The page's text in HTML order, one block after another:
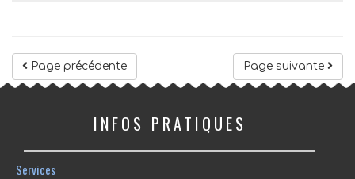
Page suivante
Page précédente
INFOS PRATIQUES
Services